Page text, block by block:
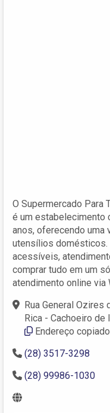
O Supermercado Para
é um estabelecimento
anos, oferecendo
utensílios
acessíveis,
comprar tudo em um
atendimento online via
Rua General Ozires
Rica - Cachoeiro de
Endereço
(28) 3517-3298
(28) 99986-1030